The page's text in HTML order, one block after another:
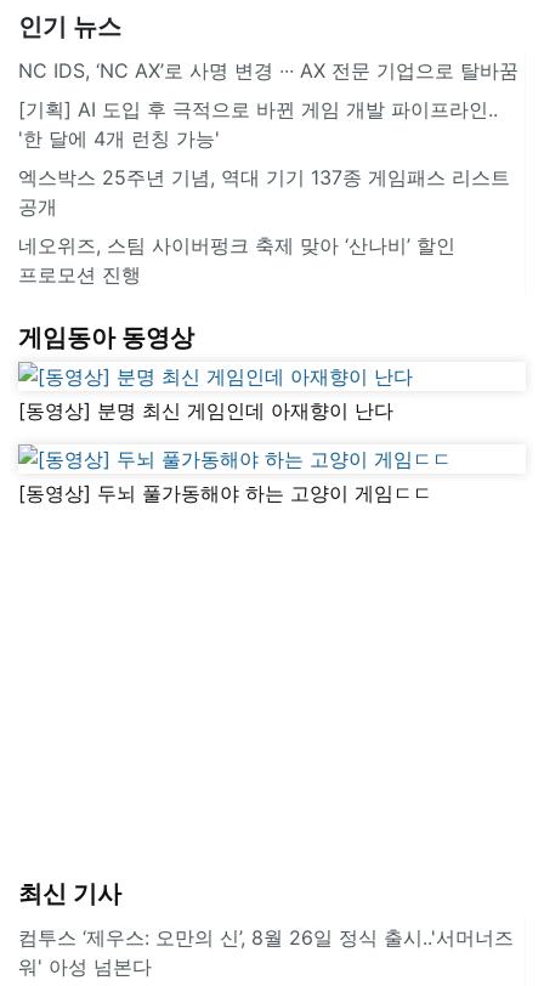
인기 뉴스
NC IDS, ‘NC AX’로 사명 변경 ∙∙∙ AX 전문 기업으로 탈바꿈
[기획] AI 도입 후 극적으로 바뀐 게임 개발 파이프라인..
'한 달에 4개 런칭 가능'
엑스박스 25주년 기념, 역대 기기 137종 게임패스 리스트
공개
네오위즈, 스팀 사이버펑크 축제 맞아 ‘산나비’ 할인
프로모션 진행
게임동아 동영상
[동영상] 분명 최신 게임인데 아재향이 난다
[동영상] 두뇌 풀가동해야 하는 고양이 게임ㄷㄷ
최신 기사
컴투스 ‘제우스: 오만의 신’, 8월 26일 정식 출시..'서머너즈
워' 아성 넘본다